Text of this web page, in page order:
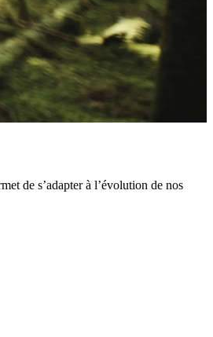
de s’adapter à l’évolution de nos